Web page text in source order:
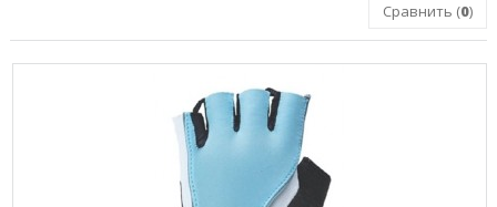
Сравнить (0)